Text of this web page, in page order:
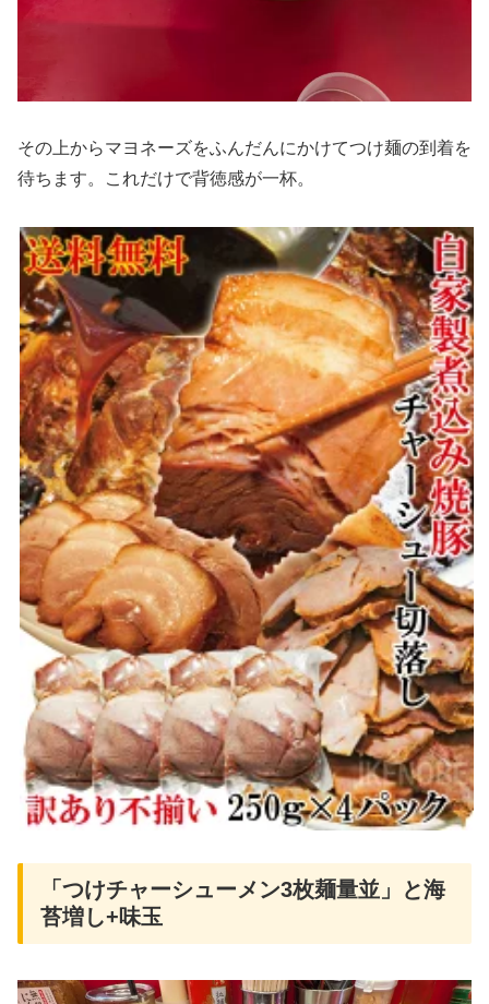
その上からマヨネーズをふんだんにかけてつけ麺の到着を
待ちます。これだけで背徳感が一杯。
「つけチャーシューメン3枚麺量並」と海
苔増し+味玉